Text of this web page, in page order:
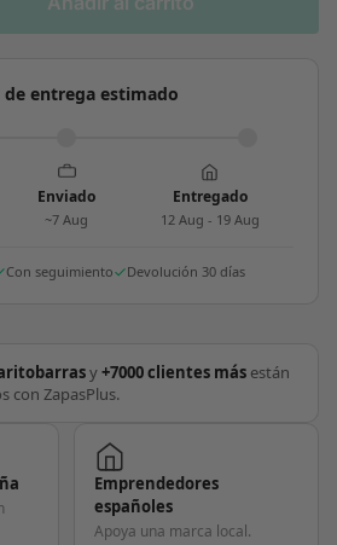
de entrega estimado
Enviado
~7 Aug
Entregado
12 Aug - 19 Aug
Con seguimiento Devolución 30 días
y+7000 clientes más están
con ZapasPlus.
Emprendedores
españoles
Apoya una marca local.